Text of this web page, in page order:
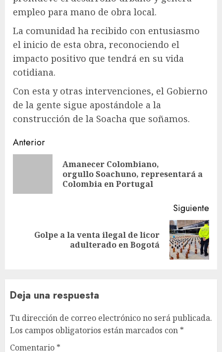
empleo para mano de obra local.
La comunidad ha recibido con entusiasmo
el inicio de esta obra, reconociendo el
impacto positivo que tendrá en su vida
cotidiana.
Con esta y otras intervenciones, el Gobierno
de la gente sigue apostándole a la
construcción de la Soacha que soñamos.
Sigue
leyendo
Anterior
Amanecer Colombiano,
orgullo Soachuno, representará a
Colombia en Portugal
Siguiente
Siguiente
Golpe a la venta ilegal de licor
adulterado en Bogotá
Deja una respuesta
Tu dirección de correo electrónico no será publicada.
Los campos obligatorios están marcados con *
Comentario *